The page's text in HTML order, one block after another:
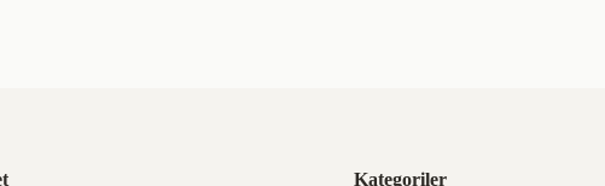
Kategoriler